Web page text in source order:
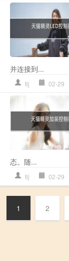
并连接到...
tlj 02-29
态。随...
tlj 02-29
1 2